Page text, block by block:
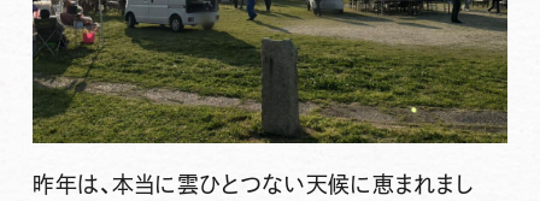
昨年は、本当に雲ひとつない天候に恵まれまし